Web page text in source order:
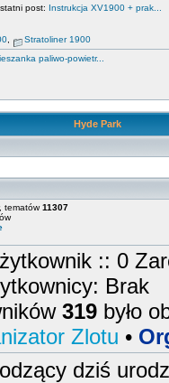
post: Instrukcja XV1900 + prak...
Stratoliner 1900
paliwo-powietr...
Hyde Park
tematów11307
:: 0
Brak
319 było
Zlotu •
dziś